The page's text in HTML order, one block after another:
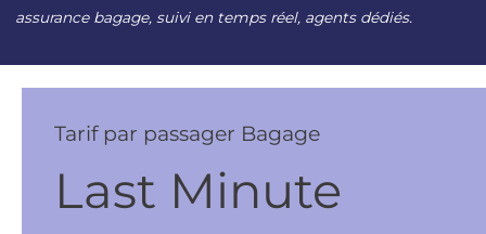
assurance bagage, suivi en temps réel, agents dédiés.
Tarif par passager Bagage
Last Minute